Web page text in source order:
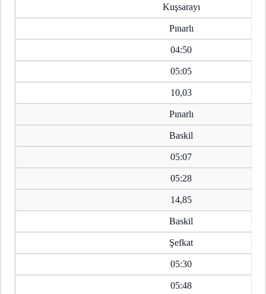
Kuşsarayı
Pınarlı
04:50
05:05
10,03
Pınarlı
Baskil
05:07
05:28
14,85
Baskil
Şefkat
05:30
05:48